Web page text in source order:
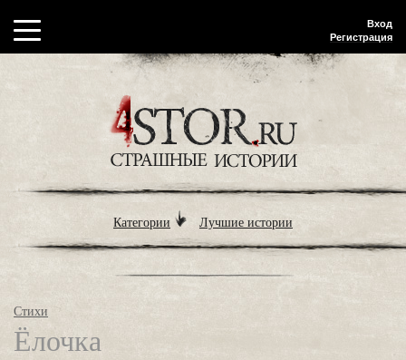
Вход
Регистрация
Категории Лучшие истории
Стихи
Ёлочка